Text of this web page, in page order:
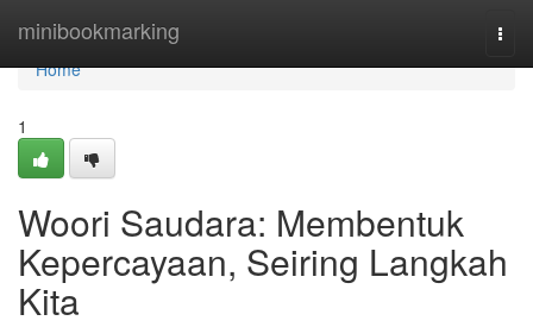
minibookmarking
Home
Home
1
Woori Saudara: Membentuk
Kepercayaan, Seiring Langkah
Kita